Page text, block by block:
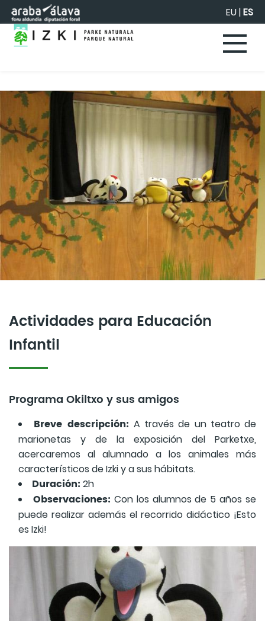
Saltar al contenido principal EU|ES
Actividades para Educación
Infantil
Programa Okiltxo y sus amigos
Breve descripción: A través de un teatro de
marionetas y de la exposición del Parketxe,
acercaremos al alumnado a los animales más
característicos de Izki y a sus hábitats.
Duración: 2h
Observaciones: Con los alumnos de 5 años se
puede realizar además el recorrido didáctico ¡Esto
es Izki!